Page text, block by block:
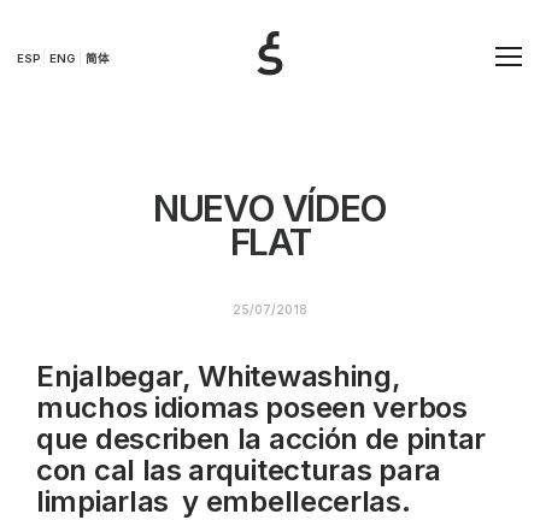
ESP ENG 简体
NUEVO VÍDEO
FLAT
25/07/2018
Enjalbegar, Whitewashing,
muchos idiomas poseen verbos
que describen la acción de pintar
con cal las arquitecturas para
limpiarlas y embellecerlas.